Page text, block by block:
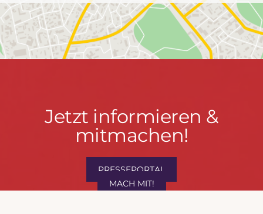
Jetzt
informieren
mitmachen!
Jetzt informieren &
mitmachen!
PRESSEPORTAL
MACH MIT!